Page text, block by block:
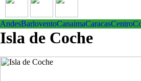
AndesBarloventoCanaimaCaracasCentro
Isla de Coche